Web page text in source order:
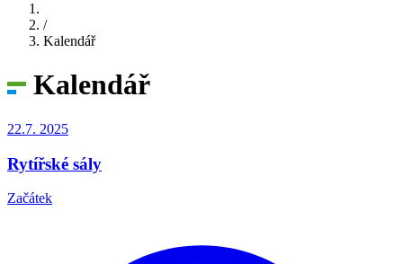
/
Kalendář
Kalendář
22.7. 2025
Rytířské sály
Začátek